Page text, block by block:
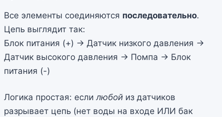
Все элементы соединяются последовательно.
Цепь выглядит так:
Блок питания (+) -> Датчик низкого давления ->
Датчик высокого давления -> Помпа -> Блок
питания (-)
Логика простая: еслилюбой из датчиков
разрывает цепь (нет воды на входе ИЛИ бак